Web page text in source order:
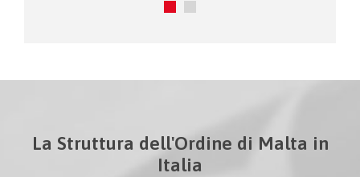
La Struttura dell'Ordine di Malta in
Italia